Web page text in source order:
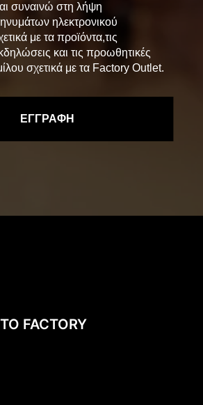
συναινώ στη λήψη
ηλεκτρονικού
με τα προϊόντα,τις
και τις προωθητικές
σχετικά με τα Factory Outlet.
FACTORY